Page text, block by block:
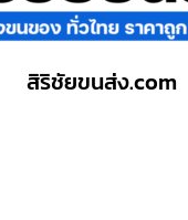
สิริชัยขนส่ง.com